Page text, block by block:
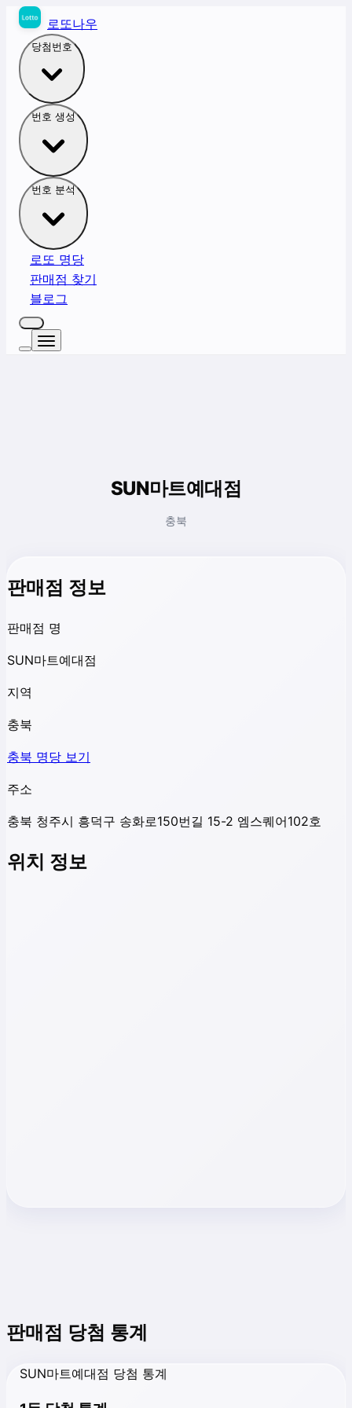
로또나우
당첨번호
번호 생성
번호 분석
로또 명당
판매점 찾기
블로그
SUN마트예대점
충북
판매점 정보
판매점 명
SUN마트예대점
지역
충북
충북 명당 보기
주소
충북 청주시 흥덕구 송화로150번길 15-2 엠스퀘어102호
위치 정보
판매점 당첨 통계
SUN마트예대점 당첨 통계